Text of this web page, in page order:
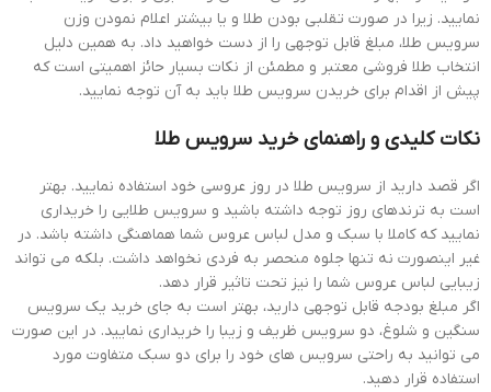
نمایید. زیرا در صورت تقلبی بودن طلا و یا بیشتر اعلام نمودن وزن
سرویس طلا، مبلغ قابل توجهی را از دست خواهید داد. به همین دلیل
انتخاب طلا فروشی معتبر و مطمئن از نکات بسیار حائز اهمیتی است که
پیش از اقدام برای خریدن سرویس طلا باید به آن توجه نمایید.
نکات کلیدی و راهنمای خرید سرویس طلا
اگر قصد دارید از سرویس طلا در روز عروسی خود استفاده نمایید. بهتر
است به ترندهای روز توجه داشته باشید و سرویس طلایی را خریداری
نمایید که کاملا با سبک و مدل لباس عروس شما هماهنگی داشته باشد. در
غیر اینصورت نه تنها جلوه منحصر به فردی نخواهد داشت. بلکه می تواند
زیبایی لباس عروس شما را نیز تحت تاثیر قرار دهد.
اگر مبلغ بودجه قابل توجهی دارید، بهتر است به جای خرید یک سرویس
سنگین و شلوغ، دو سرویس ظریف و زیبا را خریداری نمایید. در این صورت
می توانید به راحتی سرویس های خود را برای دو سبک متفاوت مورد
استفاده قرار دهید.